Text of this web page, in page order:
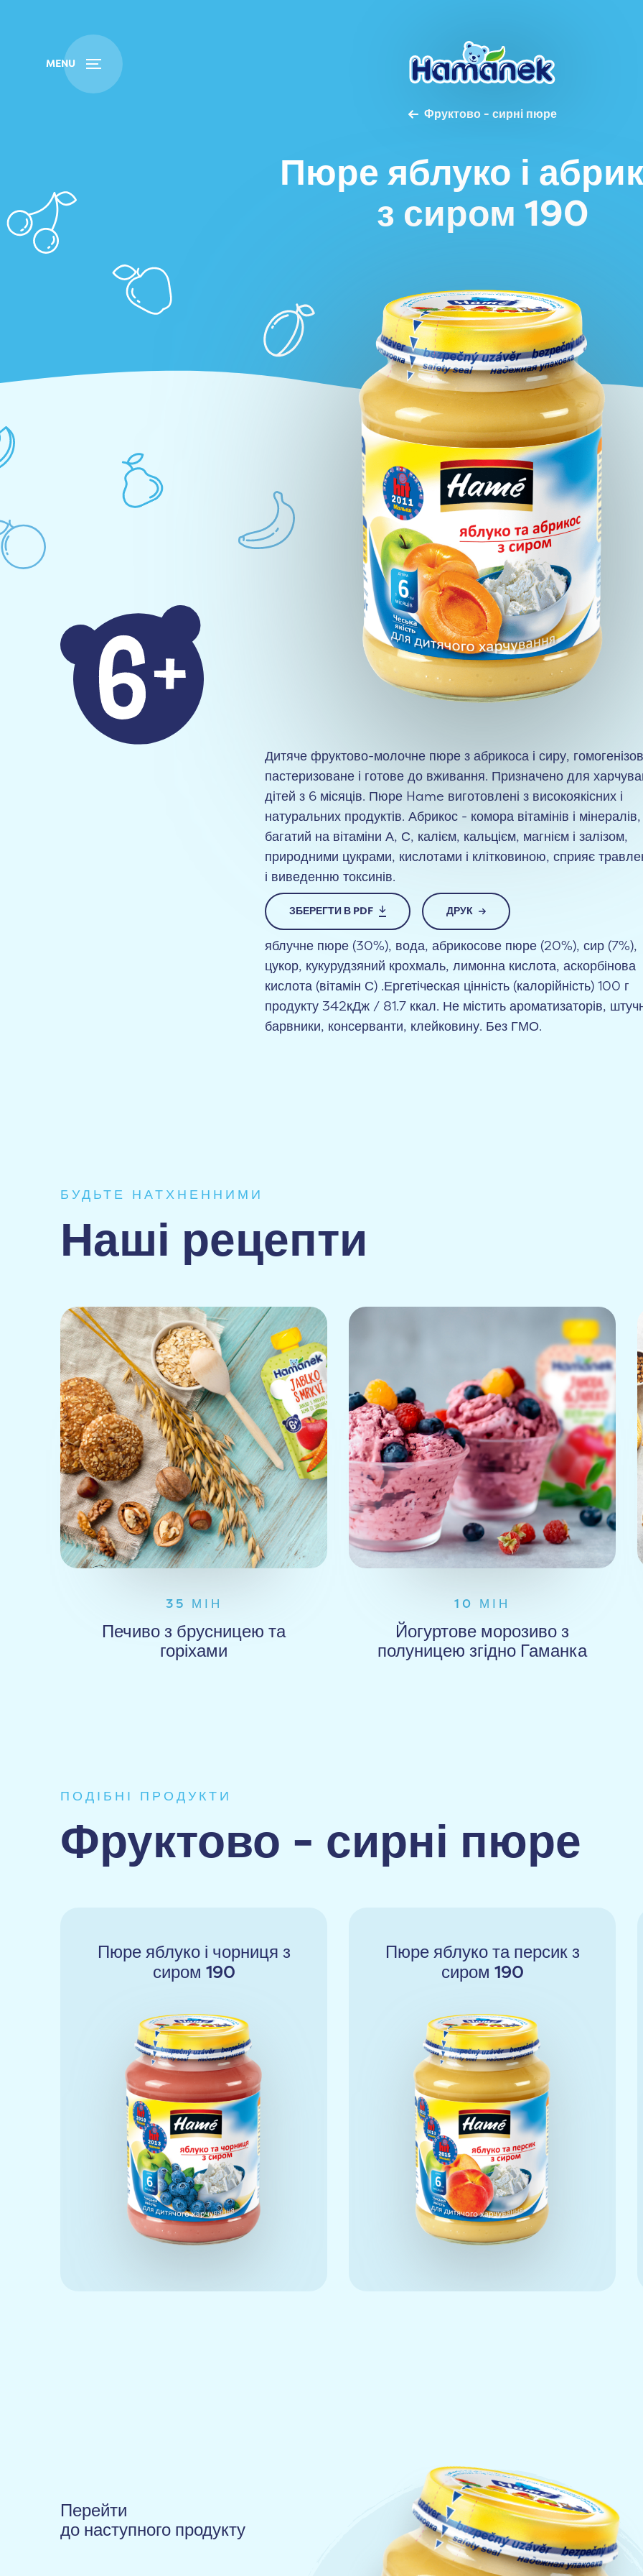
MENU
Фруктово - сирні пюре
Пюре яблуко і
з сиром 190
Дитяче фруктово-молочне пюре з абрикоса і сиру,
пастеризоване і готове до вживання. Призначено для
дітей з 6 місяців. Пюре Hame виготовлені з високоякісних і
натуральних продуктів. Абрикос - комора вітамінів і мінералів,
багатий на вітаміни А, С, калієм, кальцієм, магнієм і залізом,
природними цукрами, кислотами і клітковиною, сприяє
і виведенню токсинів.
ЗБЕРЕГТИ В PDF ДРУК
яблучне пюре (30%), вода, абрикосове пюре (20%), сир (7%),
цукор, кукурудзяний крохмаль, лимонна кислота, аскорбінова
кислота (вітамін С) .Ергетіческая цінність (калорійність) 100 г
продукту 342кДж / 81.7 ккал. Не містить ароматизаторів,
барвники, консерванти, клейковину. Без ГМО.
БУДЬТЕ НАТХНЕННИМИ
Наші рецепти
35 МІН
Печиво з брусницею та
горіхами
10 МІН
Йогуртове морозиво з
полуницею згідно Гаманка
ПОДІБНІ ПРОДУКТИ
Фруктово - сирні пюре
Пюре яблуко і чорниця з
сиром 190
Пюре яблуко та персик з
сиром 190
Перейти
до наступного продукту